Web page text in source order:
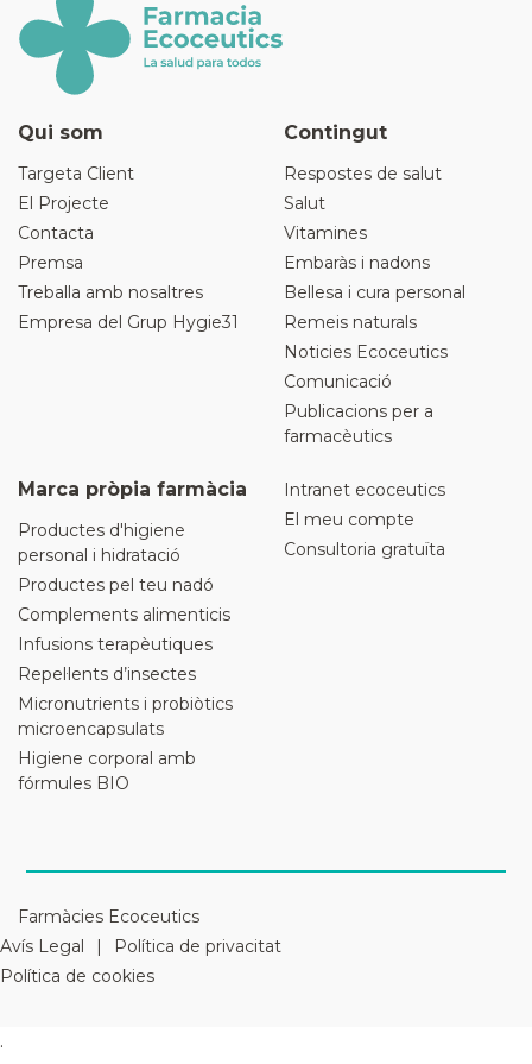
Qui som
Targeta Client
El Projecte
Contacta
Premsa
Treballa amb nosaltres
Empresa del Grup Hygie31
Contingut
Respostes de salut
Salut
Vitamines
Embaràs i nadons
Bellesa i cura personal
Remeis naturals
Noticies Ecoceutics
Comunicació
Publicacions per a
farmacèutics
Marca pròpia farmàcia
Productes d'higiene
personal i hidratació
Productes pel teu nadó
Complements alimenticis
Infusions terapèutiques
Repel·lents d’insectes
Micronutrients i probiòtics
microencapsulats
Higiene corporal amb
fórmules BIO
Intranet ecoceutics
El meu compte
Consultoria gratuïta
Farmàcies Ecoceutics
Avís Legal
Política de privacitat
Política de cookies
.